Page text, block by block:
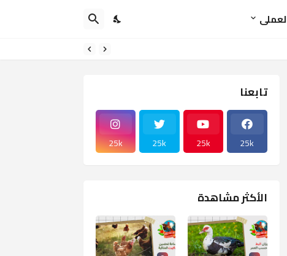
تابعنا
25k
25k
25k
25k
الأكثر مشاهدة